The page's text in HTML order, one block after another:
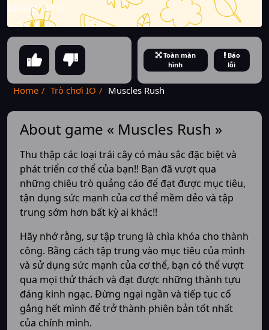
[quads id=1]
Toàn màn
hình
Báo
lỗi
Home Trò chơi IO Muscles Rush
About game « Muscles Rush »
Thu thập các loại trái cây có màu sắc đặc biệt và
phát triển cơ thể của bạn!! Bạn đã vượt qua
những chiêu trò quảng cáo để đạt được mục tiêu,
tận dụng sức mạnh của cơ thể mềm dẻo và tập
trung sớm hơn bất kỳ ai khác!!
Hãy nhớ rằng, sự tập trung là chìa khóa cho thành
công. Bằng cách tập trung vào mục tiêu của mình
và sử dụng sức mạnh của cơ thể, bạn có thể vượt
qua mọi thử thách và đạt được những thành tựu
đáng kinh ngạc. Đừng ngại ngần và tiếp tục cố
gắng hết mình để trở thành phiên bản tốt nhất
của chính mình.